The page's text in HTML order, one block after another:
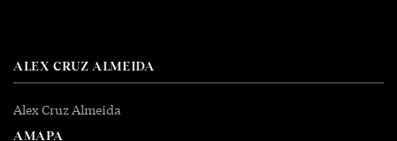
ALEX CRUZ ALMEIDA
Alex Cruz Almeida
AMAPA